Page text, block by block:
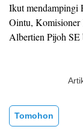
Ikut mendampingi
Ointu, Komisioner
Albertien Pijoh SE
Tomohon